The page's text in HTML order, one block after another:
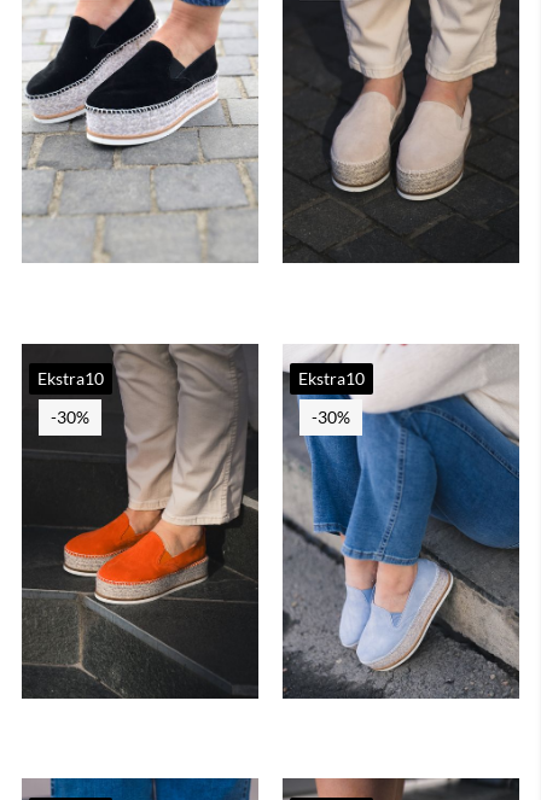
Ekstra10
-30%
Ekstra10
-30%